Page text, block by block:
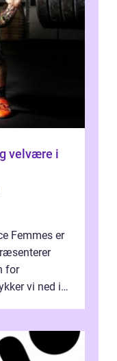
velvære i
Femmes er
for
vi ned i